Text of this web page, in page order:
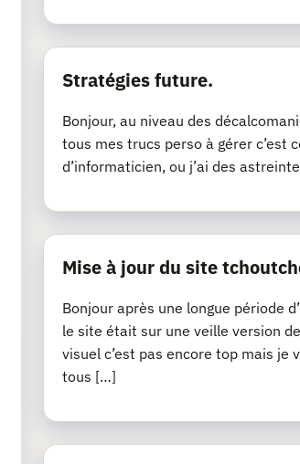
Stratégies future.
Bonjour, au niveau des
tous mes trucs perso à gérer c’est
d’informaticien, ou j’ai des
Mise à jour du site
Bonjour après une longue période
le site était sur une veille version
visuel c’est pas encore top mais
tous […]